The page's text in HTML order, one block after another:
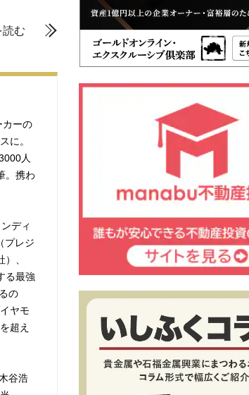
読む
カーの
に。
人
。携わ
ディ
プレジ
、
る最強
の
ヤモ
超え
谷浩